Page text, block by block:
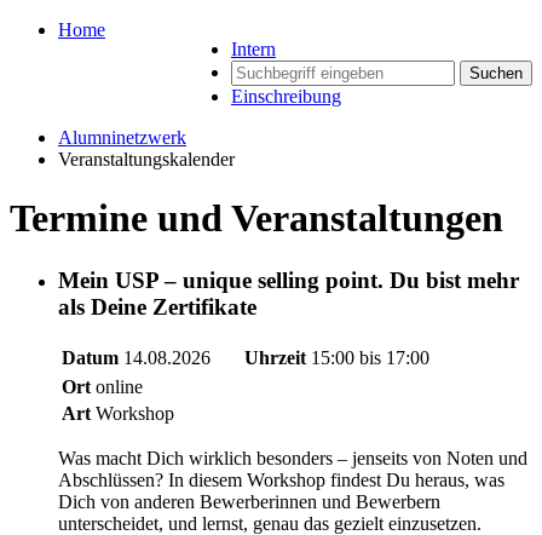
Intern
Suchen
Einschreibung
Home
Alumninetzwerk
Veranstaltungskalender
Termine und Veranstaltungen
Mein USP – unique selling point. Du bist mehr
als Deine Zertifikate
Datum 14.08.2026 Uhrzeit 15:00 bis 17:00
Ort online
Art Workshop
Was macht Dich wirklich besonders – jenseits von Noten und
Abschlüssen? In diesem Workshop findest Du heraus, was
Dich von anderen Bewerberinnen und Bewerbern
unterscheidet, und lernst, genau das gezielt einzusetzen.